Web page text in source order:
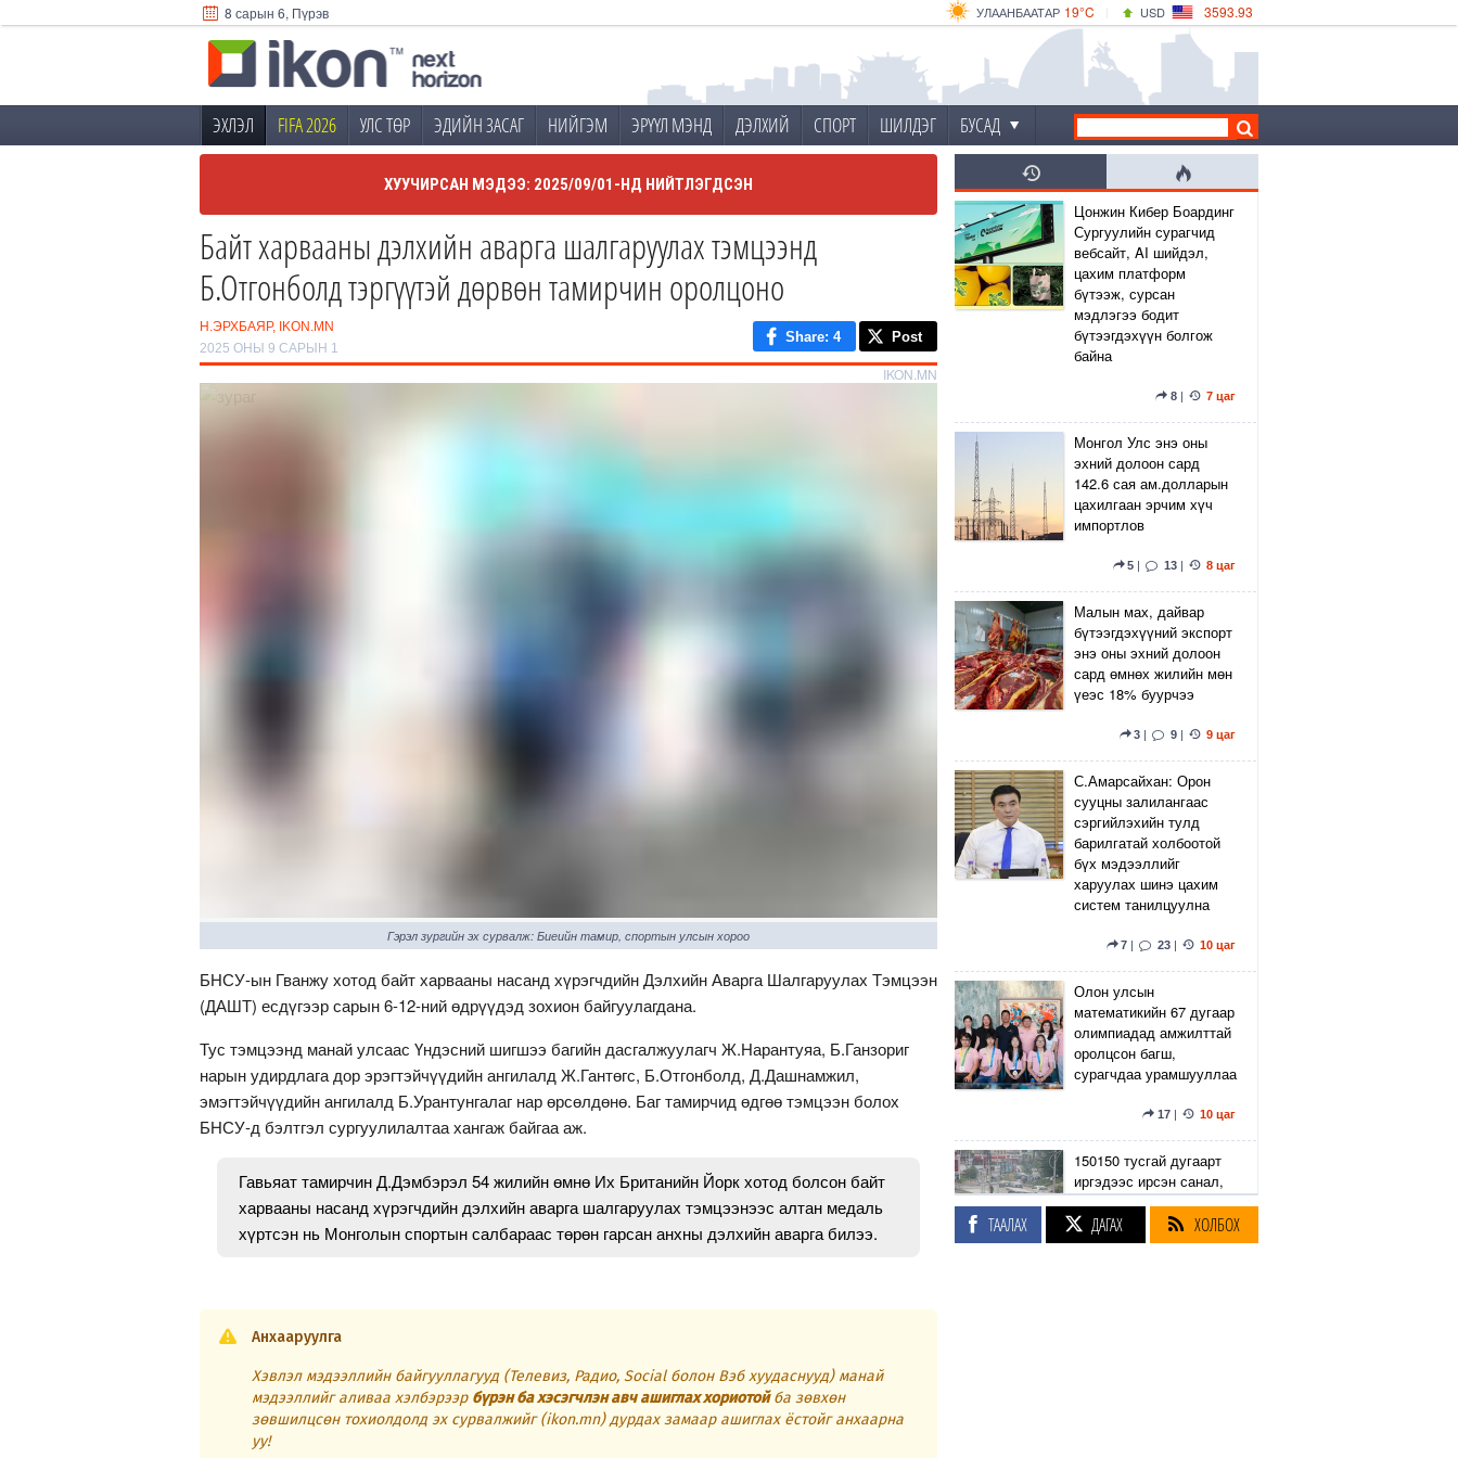
8 сарын 6, Пүрэв 19°C
УЛААНБААТАР
21°C
ДАРХАН
18°C
ЭРДЭНЭТ
USD 3593.93
4149.01
ЭХЛЭЛ FIFA 2026 УЛС ТӨР ЭДИЙН ЗАСАГ НИЙГЭМ ЭРҮҮЛ МЭНД ДЭЛХИЙ СПОРТ ШИЛДЭГ БУСАД
ХУУЧИРСАН МЭДЭЭ: 2025/09/01-НД НИЙТЛЭГДСЭН
Байт харвааны дэлхийн аварга шалгаруулах тэмцээнд
Б.Отгонболд тэргүүтэй дөрвөн тамирчин оролцоно
Н.ЭРХБАЯР, IKON.MN
2025 ОНЫ 9 САРЫН 1
Share: 4 Post
IKON.MN
Гэрэл зургийн эх сурвалж: Биеийн тамир, спортын улсын хороо
БНСУ-ын Гванжу хотод байт харвааны насанд хүрэгчдийн Дэлхийн Аварга Шалгаруулах Тэмцээн
(ДАШТ) есдүгээр сарын 6-12-ний өдрүүдэд зохион байгуулагдана.
Тус тэмцээнд манай улсаас Үндэсний шигшээ багийн дасгалжуулагч Ж.Нарантуяа, Б.Ганзориг
нарын удирдлага дор эрэгтэйчүүдийн ангилалд Ж.Гантөгс, Б.Отгонболд, Д.Дашнамжил,
эмэгтэйчүүдийн ангилалд Б.Урантунгалаг нар өрсөлдөнө. Баг тамирчид өдгөө тэмцээн болох
БНСУ-д бэлтгэл сургуулилалтаа хангаж байгаа аж.
Гавьяат тамирчин Д.Дэмбэрэл 54 жилийн өмнө Их Британийн Йорк хотод болсон байт
харвааны насанд хүрэгчдийн дэлхийн аварга шалгаруулах тэмцээнээс алтан медаль
хүртсэн нь Монголын спортын салбараас төрөн гарсан анхны дэлхийн аварга билээ.
Анхааруулга
Хэвлэл мэдээллийн байгууллагууд (Телевиз, Радио, Social болон Вэб хуудаснууд) манай
мэдээллийг аливаа хэлбэрээр бүрэн ба хэсэгчлэн авч ашиглах хориотойба зөвхөн
зөвшилцсөн тохиолдолд эх сурвалжийг (ikon.mn) дурдах замаар ашиглах ёстойг анхаарна
уу!
Цонжин Кибер Боардинг
Сургуулийн сурагчид
вебсайт, AI шийдэл,
цахим платформ
бүтээж, сурсан
мэдлэгээ бодит
бүтээгдэхүүн болгож
байна
8| 7 цаг
Монгол Улс энэ оны
эхний долоон сард
142.6 сая ам.долларын
цахилгаан эрчим хүч
импортлов
5 | 13 | 8 цаг
Малын мах, дайвар
бүтээгдэхүүний экспорт
энэ оны эхний долоон
сард өмнөх жилийн мөн
үеэс 18% буурчээ
3 | 9 | 9 цаг
С.Амарсайхан: Орон
сууцны залилангаас
сэргийлэхийн тулд
барилгатай холбоотой
бүх мэдээллийг
харуулах шинэ цахим
систем танилцуулна
7 | 23 | 10 цаг
Олон улсын
математикийн 67 дугаар
олимпиадад амжилттай
оролцсон багш,
сурагчдаа урамшууллаа
17| 10 цаг
150150 тусгай дугаарт
иргэдээс ирсэн санал,
гомдлыг нийслэлийн
эрх бүхий 23 албан
тушаалтан хэрхэн
ТААЛАХ ДАГАХ ХОЛБОХ